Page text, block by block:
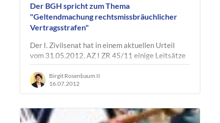
Der BGH spricht zum Thema
"Geltendmachung rechtsmissbräuchlicher
Vertragsstrafen"
Der I. Zivilsenat hat in einem aktuellen Urteil
vom 31.05.2012, AZ I ZR 45/11 einige Leitsätze
aufgestellt, die wir hier gerne erläutern möchten.
Leitsatz: Die Frage, ob…
Birgit Rosenbaum II
16.07.2012